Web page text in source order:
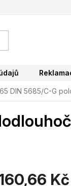
DIN 5685/C-G
Kč